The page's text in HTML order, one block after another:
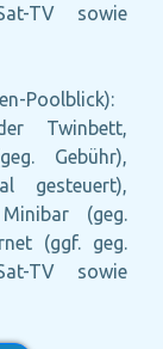
TV sowie
Poolblick):
Twinbett,
Gebühr),
gesteuert),
(geg.
(ggf. geg.
TV sowie